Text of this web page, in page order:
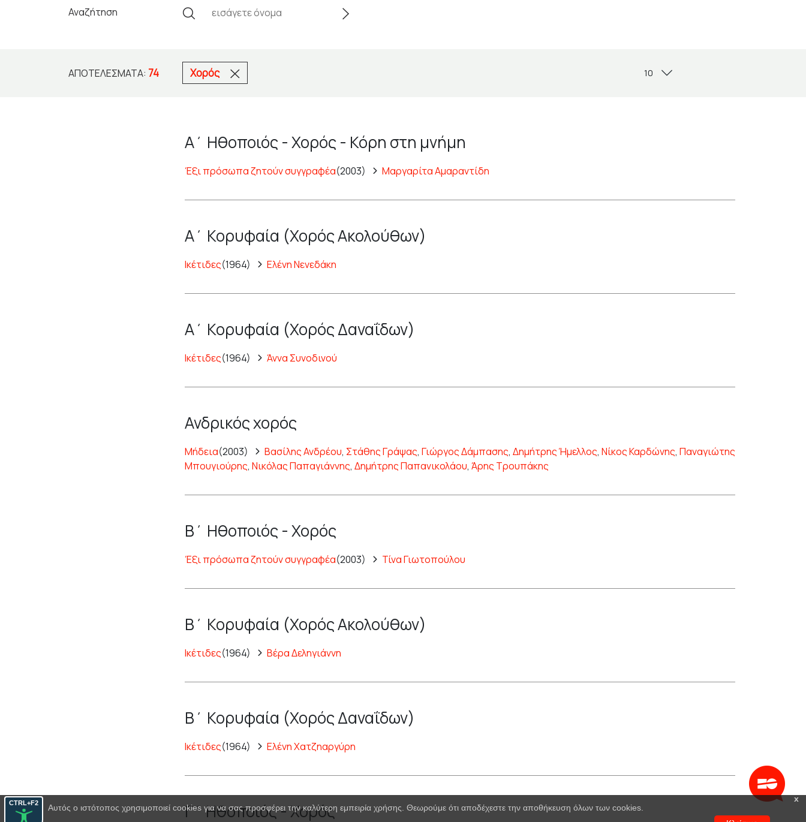
CTRL+F2
Αναζήτηση
ΑΠΟΤΕΛΈΣΜΑΤΑ: 74 Χορός
Α΄ Ηθοποιός - Χορός - Κόρη στη μνήμη
Έξι πρόσωπα ζητούν συγγραφέα(2003) Μαργαρίτα Αμαραντίδη
Α΄ Κορυφαία (Χορός Ακολούθων)
Ικέτιδες(1964) Ελένη Νενεδάκη
Α΄ Κορυφαία (Χορός Δαναΐδων)
Ικέτιδες(1964) Άννα Συνοδινού
Ανδρικός χορός
Μήδεια(2003) Βασίλης Ανδρέου, Στάθης Γράψας, Γιώργος Δάμπασης, Δημήτρης Ήμελλος, Νίκος Καρδώνης, Παναγιώτης
Μπουγιούρης, Νικόλας Παπαγιάννης, Δημήτρης Παπανικολάου, Άρης Τρουπάκης
Β΄ Ηθοποιός - Χορός
Έξι πρόσωπα ζητούν συγγραφέα(2003) Τίνα Γιωτοπούλου
Β΄ Κορυφαία (Χορός Ακολούθων)
Ικέτιδες(1964) Βέρα Δεληγιάννη
Β΄ Κορυφαία (Χορός Δαναΐδων)
Ικέτιδες(1964) Ελένη Χατζηαργύρη
Γ΄ Ηθοποιός - Χορός
x
Αυτός ο ιστότοπος χρησιμοποιεί cookies για να σας προσφέρει την καλύτερη εμπειρία χρήσης. Θεωρούμε ότι αποδέχεστε την αποθήκευση όλων των cookies.